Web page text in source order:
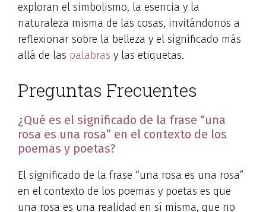
exploran el simbolismo, la esencia y la
naturaleza misma de las cosas, invitándonos a
reflexionar sobre la belleza y el significado más
allá de las palabras y las etiquetas.
Preguntas Frecuentes
¿Qué es el significado de la frase “una
rosa es una rosa” en el contexto de los
poemas y poetas?
El significado de la frase “una rosa es una rosa”
en el contexto de los poemas y poetas es que
una rosa es una realidad en sí misma, que no